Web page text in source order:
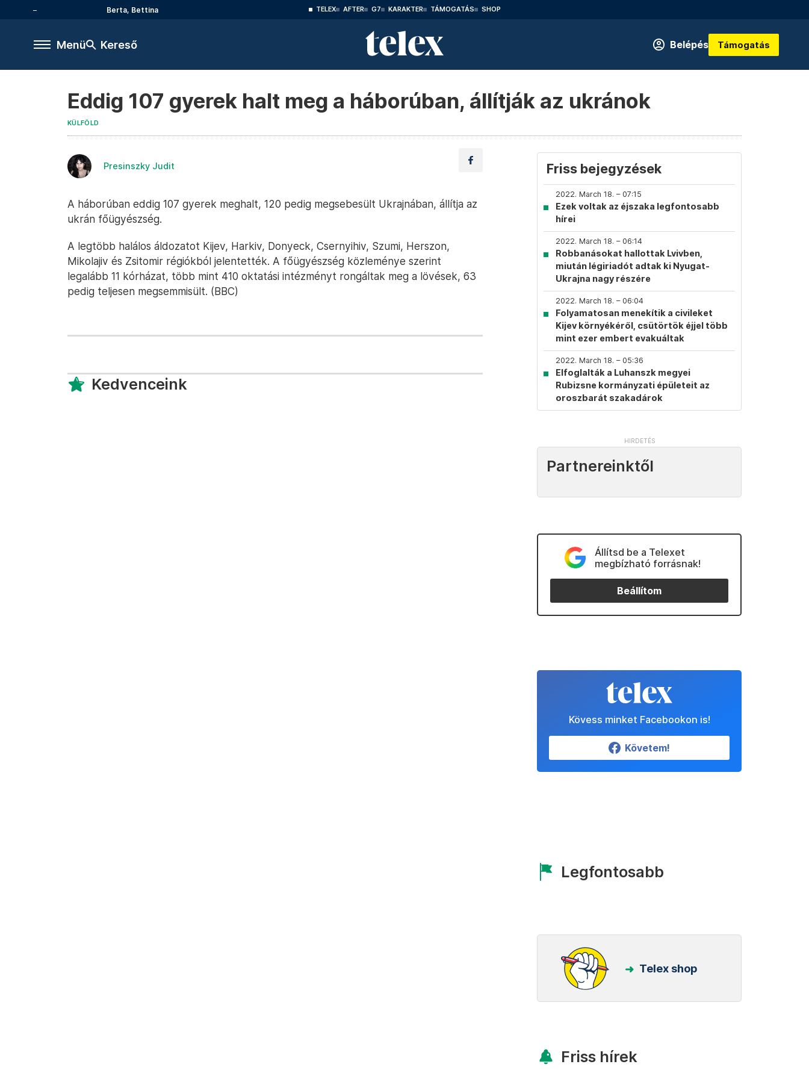
Berta, Bettina TELEX AFTER G7 KARAKTER TÁMOGATÁS SHOP
Menü Kereső Belépés Támogatás
Eddig 107 gyerek halt meg a háborúban, állítják az ukránok
KÜLFÖLD
Presinszky Judit
A háborúban eddig 107 gyerek meghalt, 120 pedig megsebesült Ukrajnában, állítja az
ukrán főügyészség.
A legtöbb halálos áldozatot Kijev, Harkiv, Donyeck, Csernyihiv, Szumi, Herszon,
Mikolajiv és Zsitomir régiókból jelentették. A főügyészség közleménye szerint
legalább 11 kórházat, több mint 410 oktatási intézményt rongáltak meg a lövések, 63
pedig teljesen megsemmisült. (BBC)
Kedvenceink
Friss bejegyzések
2022. March 18. – 07:15
Ezek voltak az éjszaka legfontosabb
hírei
2022. March 18. – 06:14
Robbanásokat hallottak Lvivben,
miután légiriadót adtak ki Nyugat-
Ukrajna nagy részére
2022. March 18. – 06:04
Folyamatosan menekítik a civileket
Kijev környékéről, csütörtök éjjel több
mint ezer embert evakuáltak
2022. March 18. – 05:36
Elfoglalták a Luhanszk megyei
Rubizsne kormányzati épületeit az
oroszbarát szakadárok
Partnereinktől
Állítsd be a Telexet
megbízható forrásnak!
Beállítom
Kövess minket Facebookon is!
Követem!
Legfontosabb
Telex shop
Friss hírek